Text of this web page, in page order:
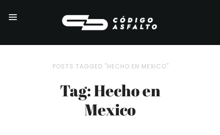
POSTS TAGGED "HECHO EN MEXICO"
Tag: Hecho en
Mexico